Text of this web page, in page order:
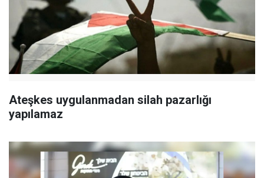
Ateşkes uygulanmadan silah pazarlığı
yapılamaz